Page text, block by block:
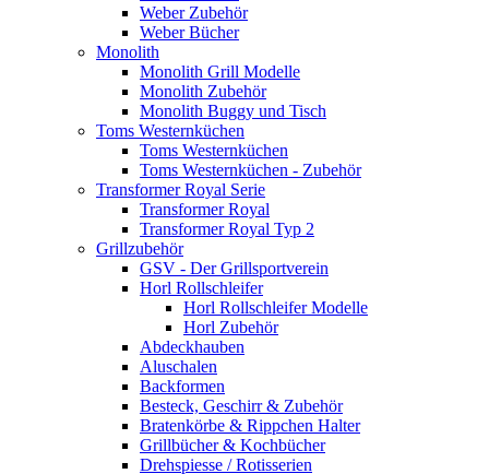
Weber Zubehör
Weber Bücher
Monolith
Monolith Grill Modelle
Monolith Zubehör
Monolith Buggy und Tisch
Toms Westernküchen
Toms Westernküchen
Toms Westernküchen - Zubehör
Transformer Royal Serie
Transformer Royal
Transformer Royal Typ 2
Grillzubehör
GSV - Der Grillsportverein
Horl Rollschleifer
Horl Rollschleifer Modelle
Horl Zubehör
Abdeckhauben
Aluschalen
Backformen
Besteck, Geschirr & Zubehör
Bratenkörbe & Rippchen Halter
Grillbücher & Kochbücher
Drehspiesse / Rotisserien